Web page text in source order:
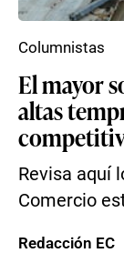
El mayor
altas
Revisa aquí
Comercio
Columnistas
Redacción EC